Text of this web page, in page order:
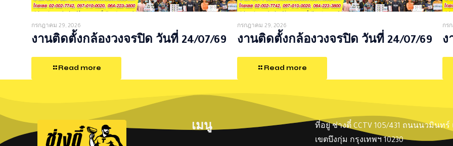
กรกฎาคม 29, 2026
งานติดตั้งกล้องวงจรปิด วันที่ 24/07/69
Read more
กรกฎาคม 29, 2026
งานติดตั้งกล้องวงจรปิด วันที่ 24/07/69
Read more
กร
ง
เมนู
ที่อยู่ ช่างตี๋ CCTV 105/431 ถนนนวมินท
เขตบึงกุ่ม กรุงเทพฯ 10230